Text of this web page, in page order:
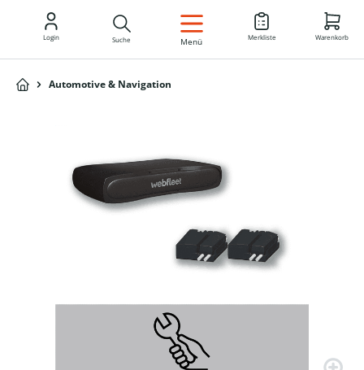
DE
Login Suche Menü Merkliste Warenkorb
Automotive & Navigation